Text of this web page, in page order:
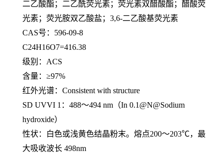
二乙酸酯；二乙酰荧光素；荧光素双醋酸酯；醋酸荧
光素；荧光胺双乙酸盐； 3,6-二乙酸基荧光素
CAS号：596-09-8
C24H16O7=416.38
级别： ACS
含量： ≥97%
红外光谱： Consistent with structure
SD UVVI 1：488～494 nm（In 0.1@N@Sodium
hydroxide）
性状：白色或浅黄色结晶粉末。熔点200～203℃，最
大吸收波长 498nm